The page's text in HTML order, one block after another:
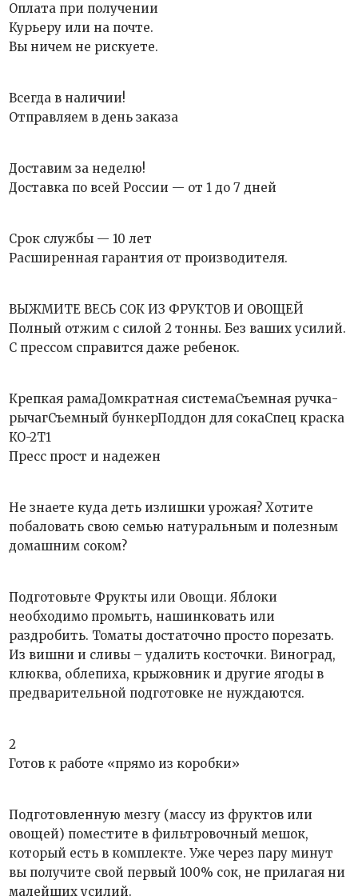
Оплата при получении
Курьеру или на почте.
Вы ничем не рискуете.
Всегда в наличии!
Отправляем в день заказа
Доставим за неделю!
Доставка по всей России — от 1 до 7 дней
Срок службы — 10 лет
Расширенная гарантия от производителя.
ВЫЖМИТЕ ВЕСЬ СОК ИЗ ФРУКТОВ И ОВОЩЕЙ
Полный отжим с силой 2 тонны. Без ваших усилий.
С прессом справится даже ребенок.
Крепкая рамаДомкратная системаСъемная ручка-
рычагСъемный бункерПоддон для сокаСпец краска
КО-2Т1
Пресс прост и надежен
Не знаете куда деть излишки урожая? Хотите
побаловать свою семью натуральным и полезным
домашним соком?
Подготовьте Фрукты или Овощи. Яблоки
необходимо промыть, нашинковать или
раздробить. Томаты достаточно просто порезать.
Из вишни и сливы – удалить косточки. Виноград,
клюква, облепиха, крыжовник и другие ягоды в
предварительной подготовке не нуждаются.
2
Готов к работе «прямо из коробки»
Подготовленную мезгу (массу из фруктов или
овощей) поместите в фильтровочный мешок,
который есть в комплекте. Уже через пару минут
вы получите свой первый 100% сок, не прилагая ни
малейших усилий.